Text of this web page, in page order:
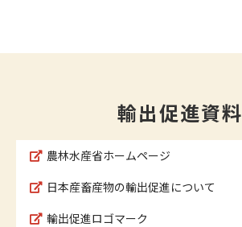
輸出促進資料
農林水産省ホームページ
日本産畜産物の輸出促進について
輸出促進ロゴマーク